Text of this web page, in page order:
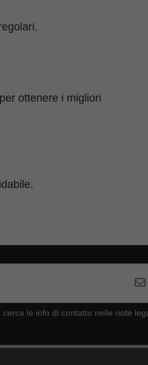
ottenere i migliori
le info di contatto nelle note